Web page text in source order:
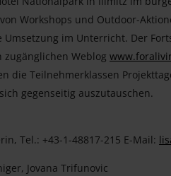
Workshops und Outdoor-
im Unterricht. Der
Weblog
die Teilnehmerklassen
gegenseitig auszutauschen.
Tel.: +43-1-48817-215 E-Mail:
Jovana Trifunovic